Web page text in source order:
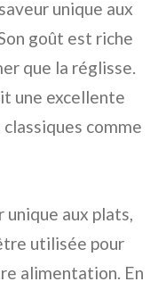
unique aux
goût est riche
que la réglisse.
une excellente
comme
unique aux plats,
utilisée pour
alimentation. En